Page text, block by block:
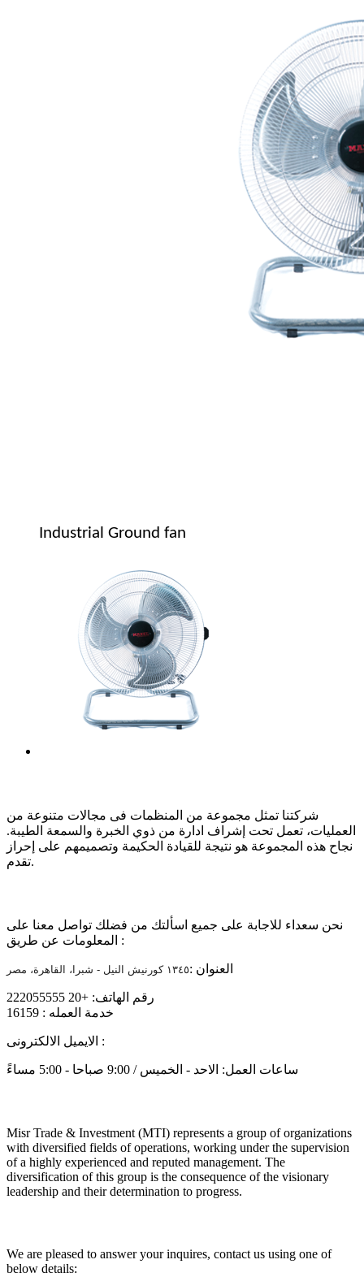
Industrial Ground fan
شركتنا تمثل مجموعة من المنظمات فى مجالات متنوعة من
العمليات، تعمل تحت إشراف ادارة من ذوي الخبرة والسمعة الطيبة.
نجاح هذه المجموعة هو نتيجة للقيادة الحكيمة وتصميمهم على إحراز
تقدم.
نحن سعداء للاجابة على جميع اسألتك من فضلك تواصل معنا على
المعلومات عن طريق :
العنوان :١٣٤٥ كورنيش النيل - شبرا، القاهرة، مصر
رقم الهاتف: +20 222055555
خدمة العمله : 16159
الايميل الالكترونى :
ساعات العمل: الاحد - الخميس / 9:00 صباحا - 5:00 مساءً
Misr Trade & Investment (MTI) represents a group of organizations
with diversified fields of operations, working under the supervision
of a highly experienced and reputed management. The
diversification of this group is the consequence of the visionary
leadership and their determination to progress.
We are pleased to answer your inquires, contact us using one of
below details: